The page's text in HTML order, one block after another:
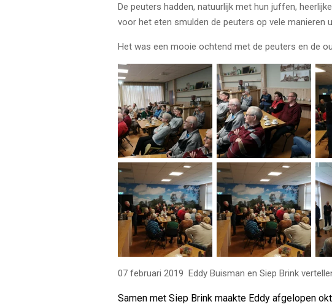
De peuters hadden, natuurlijk met hun juffen,
voor het eten smulden de peuters op vele
Het was een mooie ochtend met de peuters en de
07 februari 2019 Eddy Buisman en Siep Brink
Samen met Siep Brink maakte Eddy afgelopen